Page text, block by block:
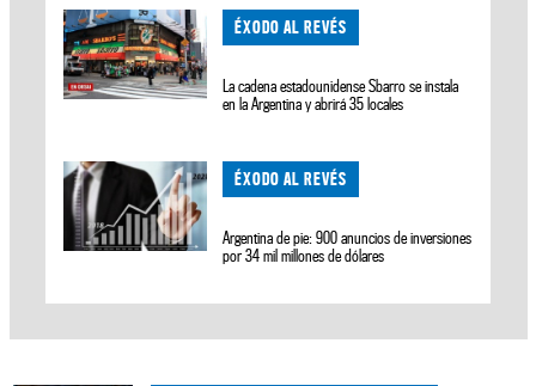
ÉXODO AL REVÉS
La cadena estadounidense Sbarro se instala
en la Argentina y abrirá 35 locales
ÉXODO AL REVÉS
Argentina de pie: 900 anuncios de inversiones
por 34 mil millones de dólares